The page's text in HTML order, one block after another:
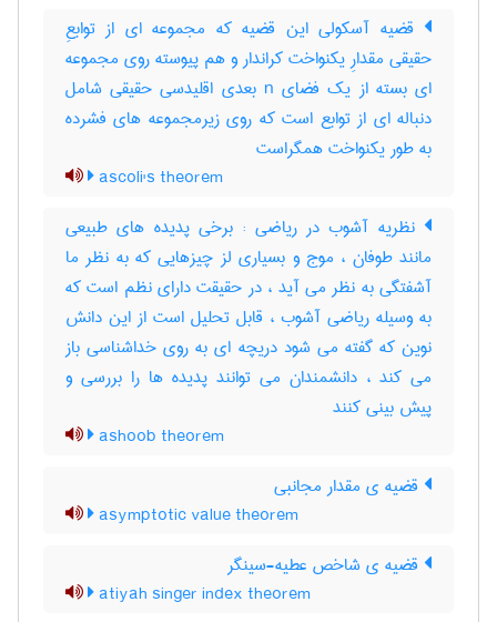
قضیه آسکولی این قضیه که مجموعه ای از توابعِ
حقیقی مقدارِ یکنواخت کراندار و هم پیوسته روی مجموعه
ای بسته از یک فضای n بعدی اقلیدسی حقیقی شامل
دنباله ای از توابع است که روی زیرمجموعه های فشرده
به طور یکنواخت همگراست
ascoli's theorem
نظریه آشوب در ریاضی : برخی پدیده های طبیعی
مانند طوفان ، موج و بسیاری لز چیزهایی که به نظر ما
آشفتگی به نظر می آید ، در حقیقت دارای نظم است که
به وسیله ریاضی آشوب ، قابل تحلیل است از این دانش
نوین که گفته می شود دریچه ای به روی خداشناسی باز
می کند ، دانشمندان می توانند پدیده ها را بررسی و
پیش بینی کنند
ashoob theorem
قضیه ی مقدار مجانبی
asymptotic value theorem
قضیه ی شاخص عطیه-سینگر
atiyah singer index theorem